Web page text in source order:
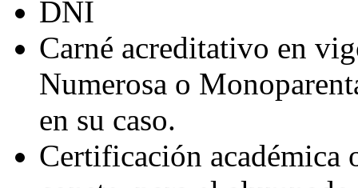
DNI
Carné acreditativo en
Numerosa o
en su caso.
Certificación académica